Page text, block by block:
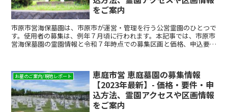
をご案内
市原市営海保墓園は、市原市が運営・管理を行う公営霊園のひとつで
す。使用者の募集は、例年７月頃に行われます。本記事では、市原市
営海保墓園の霊園情報と令和７年時点での募集区画と価格、申込要
お墓のご案内/現地レポート
恵庭市営 恵庭墓園の募集情報
【2023年最新】- 価格・要件・申
込方法、霊園アクセスや区画情報
をご案内